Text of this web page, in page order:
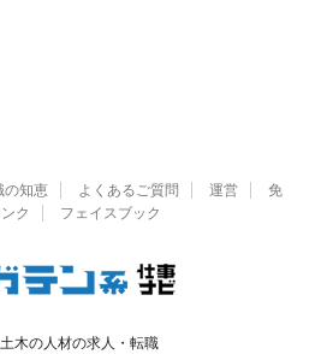
の知恵 よくあるご質問 運営
免
ンク フェイスブック
木の人材の求人・転職